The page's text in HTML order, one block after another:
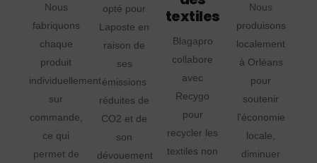
Nous
fabriquons
chaque
produit
individuellement
sur
commande,
ce qui
permet de
opté pour
Laposte en
raison de
ses
émissions
réduites de
CO2 et de
son
dévouement
textiles
Blagapro
collabore
avec
Recygo
pour
recycler les
textiles non
Nous
produisons
localement
à Orléans
pour
soutenir
l'économie
locale,
diminuer